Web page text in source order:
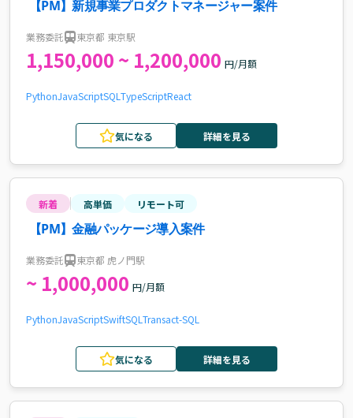
【PM】新規事業プロダクトマネージャー案件
業務委託 東京都 東京駅
1,150,000 ~ 1,200,000 円/月額
PythonJavaScriptSQL TypeScriptReact
気になる 詳細を見る
新着 高単価 リモート可
【PM】金融パッケージ導入案件
業務委託 東京都 虎ノ門駅
~ 1,000,000 円/月額
PythonJavaScriptSwiftSQL Transact-SQL
気になる 詳細を見る